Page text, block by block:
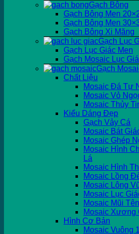
Gạch Bông
Gạch Bông Men
Gạch Bông Men
Gạch Bông Xi Măng
Gạch Lục
Gạch Lục Giác Men
Gạch Mosaic Lục
Gạch
Chất Liệu
Mosaic Đá Tự
Mosaic Vỏ
Mosaic Thủy
Kiểu Dáng Đẹp
Gạch Vảy Cá
Mosaic Bát
Mosaic Ghép
Mosaic Hình
Lá
Mosaic Hình
Mosaic Lồng
Mosaic Lông
Mosaic Lục
Mosaic Mũi Tên
Mosaic Xương
Hình Cơ Bản
Mosaic Vuông